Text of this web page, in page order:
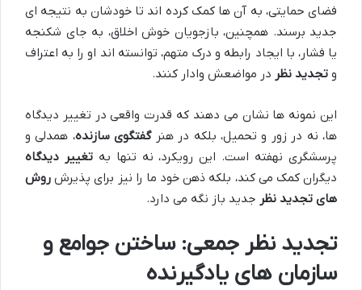
فضای حمایتی، به آن ها کمک کرده اند تا خودشان به نتیجه ای
جدید برسند. همچنین، بازجویان خوش اخلاق، به جای شکنجه
یا فشار، با ایجاد رابطه و درک متهم، توانسته اند او را به اعتراف
و تجدید نظر در مواضعش وادار کنند.
این نمونه ها نشان می دهند که قدرت واقعی در تغییر دیدگاه
ها، نه در زور و تحمیل، بلکه در هنرگفتگوی سازنده، همدلی و
پرسشگری نهفته است. این رویکرد، نه تنها بهتغییر دیدگاه
دیگران کمک می کند، بلکه ذهن خود ما را نیز برای پذیرش روش
های تجدید نظر جدید باز نگه می دارد.
تجدید نظر جمعی: ساختن جوامع و
سازمان های یادگیرنده